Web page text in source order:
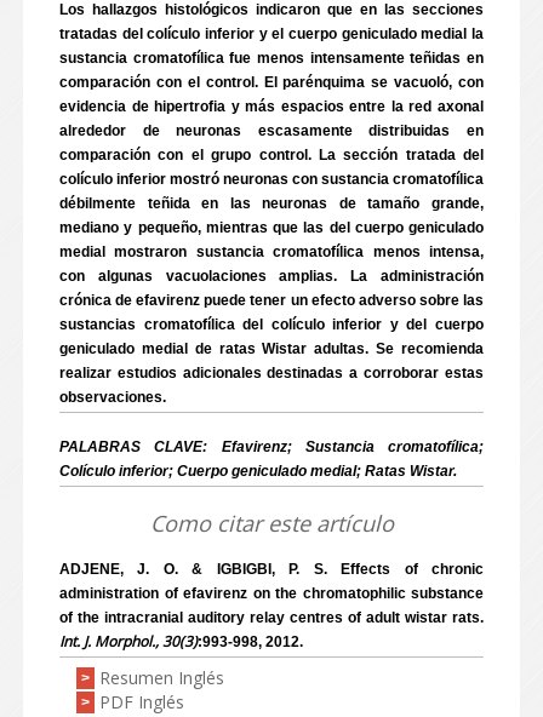
Los hallazgos histológicos indicaron que en las secciones
tratadas del colículo inferior y el cuerpo geniculado medial la
sustancia cromatofílica fue menos intensamente teñidas en
comparación con el control. El parénquima se vacuoló, con
evidencia de hipertrofia y más espacios entre la red axonal
alrededor de neuronas escasamente distribuidas en
comparación con el grupo control. La sección tratada del
colículo inferior mostró neuronas con sustancia cromatofílica
débilmente teñida en las neuronas de tamaño grande,
mediano y pequeño, mientras que las del cuerpo geniculado
medial mostraron sustancia cromatofílica menos intensa,
con algunas vacuolaciones amplias. La administración
crónica de efavirenz puede tener un efecto adverso sobre las
sustancias cromatofílica del colículo inferior y del cuerpo
geniculado medial de ratas Wistar adultas. Se recomienda
realizar estudios adicionales destinadas a corroborar estas
observaciones.
PALABRAS CLAVE: Efavirenz; Sustancia cromatofílica;
Colículo inferior; Cuerpo geniculado medial; Ratas Wistar.
Como citar este artículo
ADJENE, J. O. & IGBIGBI, P. S. Effects of chronic
administration of efavirenz on the chromatophilic substance
of the intracranial auditory relay centres of adult wistar rats.
Int. J. Morphol., 30(3):993-998, 2012.
> Resumen Inglés
> PDF Inglés